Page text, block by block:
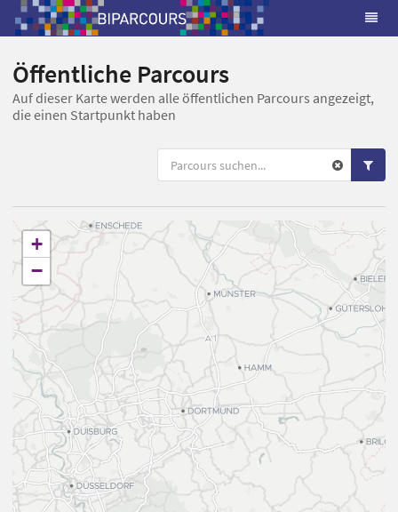
Öffentliche Parcours
Auf dieser Karte werden alle öffentlichen Parcours angezeigt,
die einen Startpunkt haben
+
−